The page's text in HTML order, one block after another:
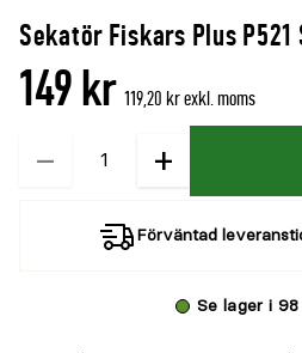
Sekatör Fiskars Plus P521
149 kr 119,20 kr exkl. moms
−
Kvantitet +
Förväntad
Se lager i